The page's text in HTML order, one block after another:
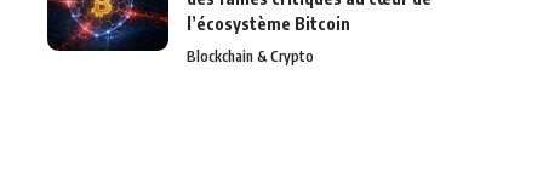
l’écosystème Bitcoin
Blockchain & Crypto